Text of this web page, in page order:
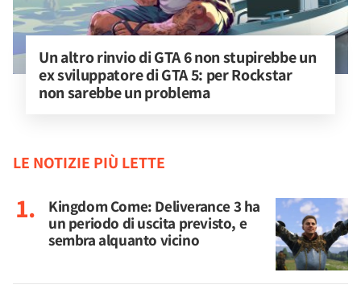
Un altro rinvio di GTA 6 non stupirebbe un
ex sviluppatore di GTA 5: per Rockstar
non sarebbe un problema
LE NOTIZIE PIÙ LETTE
Kingdom Come: Deliverance 3 ha
un periodo di uscita previsto, e
sembra alquanto vicino